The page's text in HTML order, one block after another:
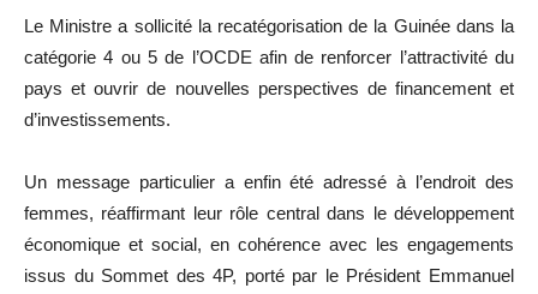
Le Ministre a sollicité la recatégorisation de la Guinée dans la
catégorie 4 ou 5 de l’OCDE afin de renforcer l’attractivité du
pays et ouvrir de nouvelles perspectives de financement et
d’investissements.
Un message particulier a enfin été adressé à l’endroit des
femmes, réaffirmant leur rôle central dans le développement
économique et social, en cohérence avec les engagements
issus du Sommet des 4P, porté par le Président Emmanuel